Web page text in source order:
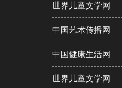
世界儿童文学网
中国艺术传播网
中国健康生活网
世界儿童文学网